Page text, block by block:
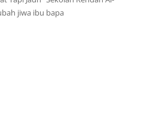
jiwa ibu bapa